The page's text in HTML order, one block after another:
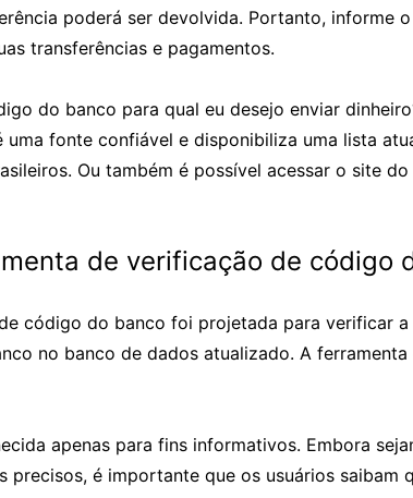
poderá ser devolvida. Portanto, informe
transferências e pagamentos.
do banco para qual eu desejo enviar
uma fonte confiável e disponibiliza uma lista
Ou também é possível acessar o site
de verificação de código
código do banco foi projetada para verificar
no banco de dados atualizado. A
apenas para fins informativos. Embora
precisos, é importante que os usuários saibam